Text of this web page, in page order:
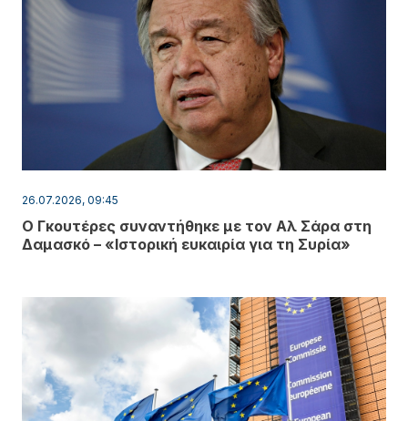
26.07.2026, 09:45
Ο Γκουτέρες συναντήθηκε με τον Αλ Σάρα στη
Δαμασκό – «Ιστορική ευκαιρία για τη Συρία»